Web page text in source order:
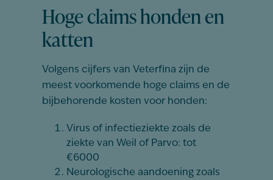
Hoge claims honden en
katten
Volgens cijfers van Veterfina zijn de
meest voorkomende hoge claims en de
bijbehorende kosten voor honden:
Virus of infectieziekte zoals de
ziekte van Weil of Parvo: tot
€6000
Neurologische aandoening zoals